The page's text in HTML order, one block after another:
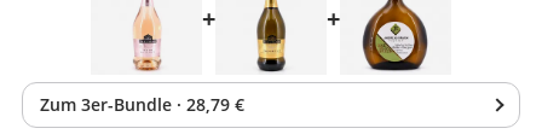
+ +
Zum 3er-Bundle · 28,79 €